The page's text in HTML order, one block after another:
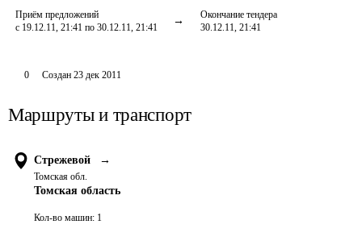
Приём предложений
с 19.12.11, 21:41 по 30.12.11, 21:41
Окончание тендера
30.12.11, 21:41
0 Создан 23 дек 2011
Маршруты и транспорт
Стрежевой →
Томская обл.
Томская область
Кол-во машин: 1